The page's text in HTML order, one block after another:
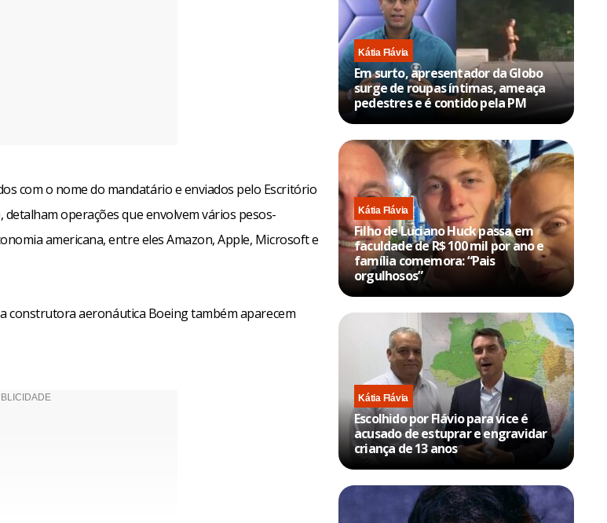
com o nome do mandatário e enviados pelo Escritório
detalham operações que envolvem vários pesos-
americana, entre eles Amazon, Apple, Microsoft e
construtora aeronáutica Boeing também aparecem
Kátia Flávia
Em surto, apresentador da Globo
surge de roupas íntimas, ameaça
pedestres e é contido pela PM
Kátia Flávia
Filho de Luciano Huck passa em
faculdade de R$ 100 mil por ano e
família comemora: “Pais
orgulhosos”
Kátia Flávia
Escolhido por Flávio para vice é
acusado de estuprar e engravidar
criança de 13 anos